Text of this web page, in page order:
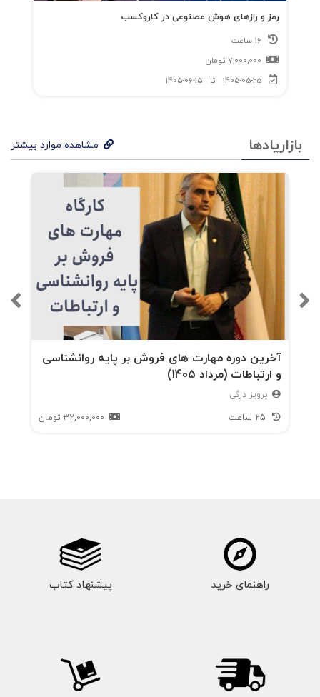
رمز و رازهای هوش مصنوعی در کاروکسب
7,000,000 تومان
1405-05-25
تا 1405-06-15
بازاریادها مشاهده موارد بیشتر
آخرین دوره مهارت های فروش بر پایه روانشناسی
و ارتباطات (مرداد 1405)
پرویز درگی
32,000,000 تومان
راهنمای خرید پیشنهاد کتاب